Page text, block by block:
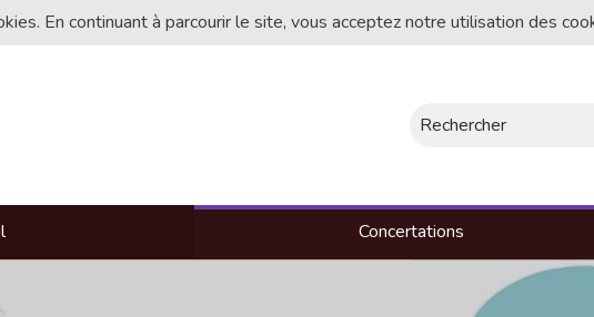
En continuant à parcourir le site, vous acceptez notre utilisation des
Rechercher
Concertations